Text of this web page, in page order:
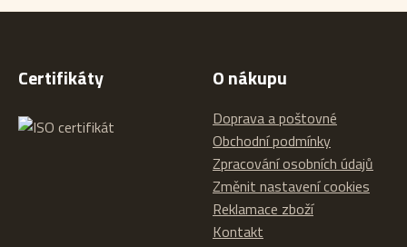
Certifikáty O nákupu
Doprava a poštovné
Obchodní podmínky
Zpracování osobních údajů
Změnit nastavení cookies
Reklamace zboží
Kontakt